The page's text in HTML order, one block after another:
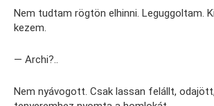
Nem tudtam rögtön elhinni. Leguggoltam.
kezem.
— Archi?..
Nem nyávogott. Csak lassan felállt,